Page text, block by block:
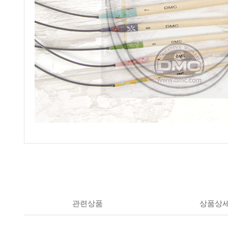
관련상품 상품상